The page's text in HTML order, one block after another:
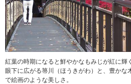
紅葉の時期になると鮮やかなもみじが紅に輝
眼下に広がる箒川（ほうきがわ）と、豊かな
で絵画のような美しさ。